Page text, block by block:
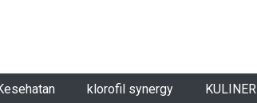
klorofil synergy KULINER